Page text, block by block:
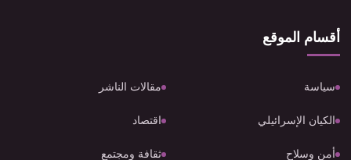
أقسام الموقع
سياسة مقالات الناشر
الكيان الإسرائيلي اقتصاد
أمن وسلاح ثقافة ومجتمع